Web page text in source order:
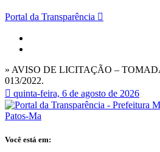
Portal da Transparência
» AVISO DE LICITAÇÃO –
013/2022.
quinta-feira, 6 de agosto de 2026
Você está em: